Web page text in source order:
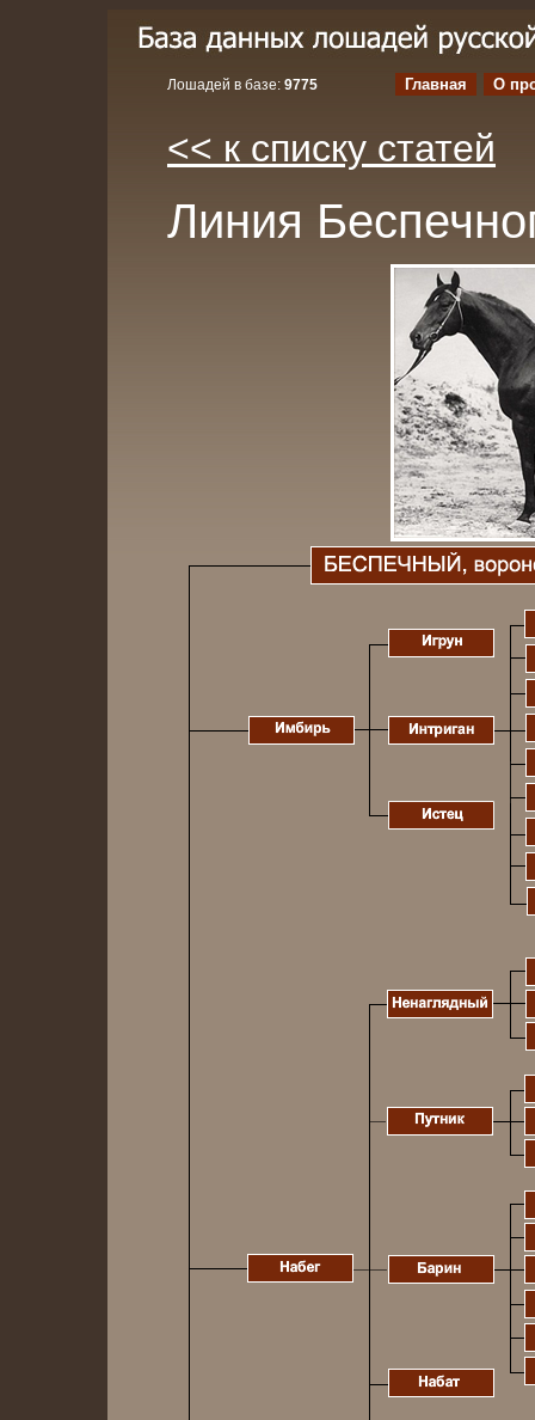
Лошадей в базе: 9775 Главная О
<< к списку статей
Линия